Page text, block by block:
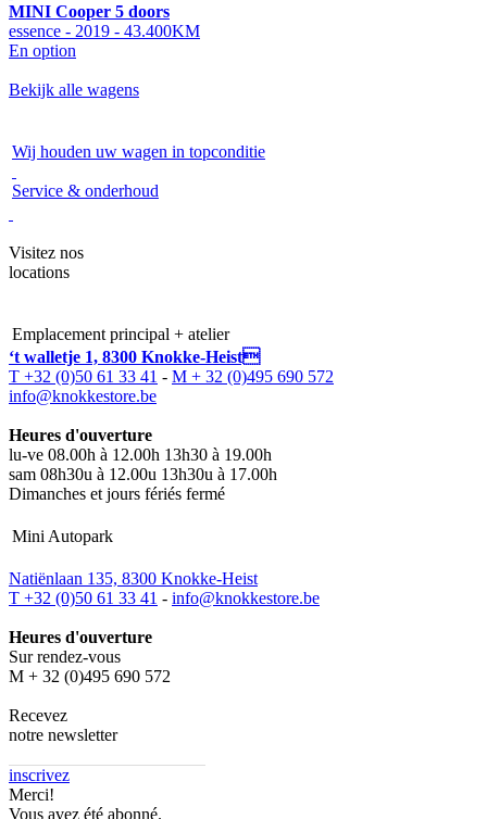
MINI Cooper 5 doors
essence - 2019 - 43.400KM
En option
Bekijk alle wagens
Wij houden uw wagen in topconditie
Service & onderhoud
Visitez nos
locations
Emplacement principal + atelier
‘t walletje 1, 8300 Knokke-Heist
T +32 (0)50 61 33 41 - M + 32 (0)495 690 572
info@knokkestore.be
Heures d'ouverture
lu-ve 08.00h à 12.00h 13h30 à 19.00h
sam 08h30u à 12.00u 13h30u à 17.00h
Dimanches et jours fériés fermé
Mini Autopark
Natiënlaan 135, 8300 Knokke-Heist
T +32 (0)50 61 33 41 - info@knokkestore.be
Heures d'ouverture
Sur rendez-vous
M + 32 (0)495 690 572
Recevez
notre newsletter
inscrivez
Merci!
Vous avez été abonné.